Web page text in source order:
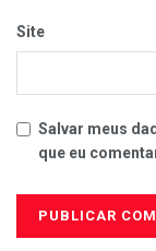
Site
Salvar meus
que eu